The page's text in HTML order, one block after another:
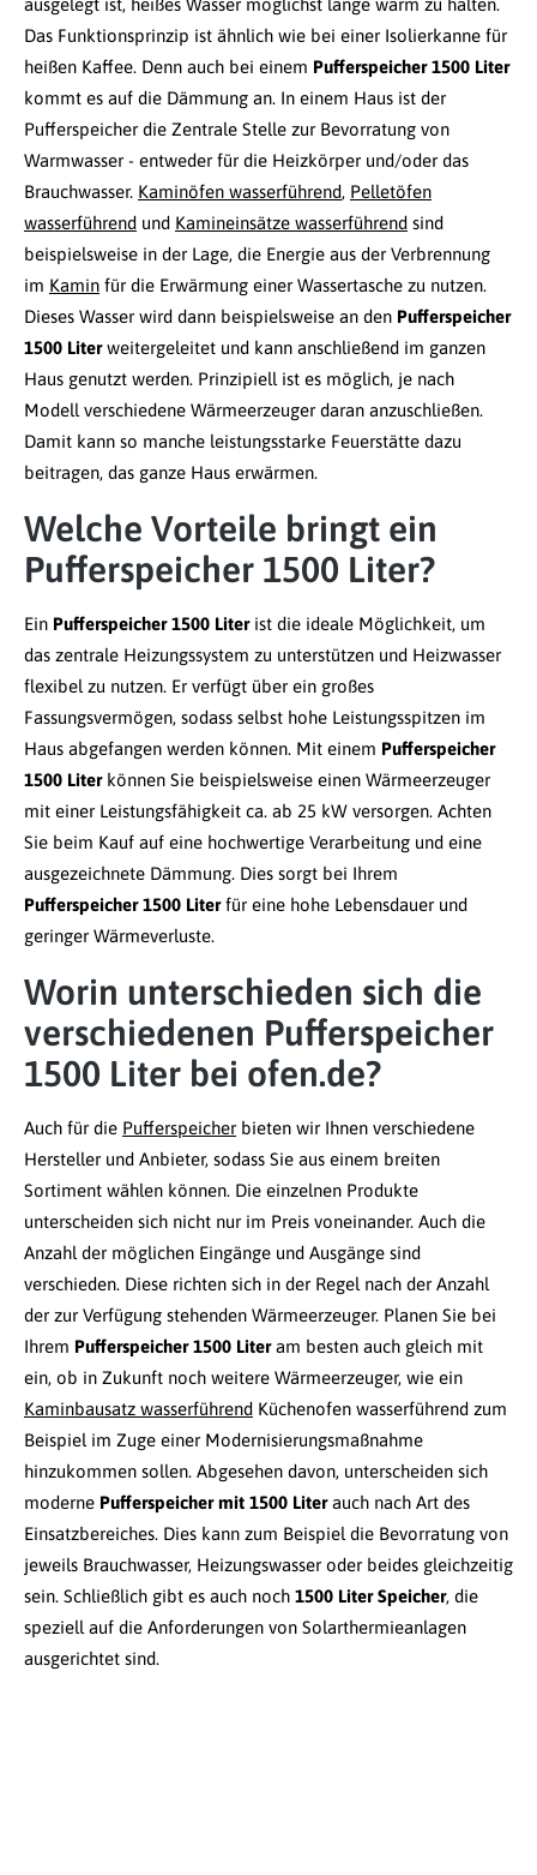
ausgelegt ist, heißes Wasser möglichst lange warm zu halten.
Das Funktionsprinzip ist ähnlich wie bei einer Isolierkanne für
heißen Kaffee. Denn auch bei einem Pufferspeicher 1500 Liter
kommt es auf die Dämmung an. In einem Haus ist der
Pufferspeicher die Zentrale Stelle zur Bevorratung von
Warmwasser - entweder für die Heizkörper und/oder das
Brauchwasser. Kaminöfen wasserführend, Pelletöfen
wasserführend und Kamineinsätze wasserführend sind
beispielsweise in der Lage, die Energie aus der Verbrennung
im Kamin für die Erwärmung einer Wassertasche zu nutzen.
Dieses Wasser wird dann beispielsweise an den Pufferspeicher
1500 Literweitergeleitet und kann anschließend im ganzen
Haus genutzt werden. Prinzipiell ist es möglich, je nach
Modell verschiedene Wärmeerzeuger daran anzuschließen.
Damit kann so manche leistungsstarke Feuerstätte dazu
beitragen, das ganze Haus erwärmen.
Welche Vorteile bringt ein
Pufferspeicher 1500 Liter?
Ein Pufferspeicher 1500 Literist die ideale Möglichkeit, um
das zentrale Heizungssystem zu unterstützen und Heizwasser
flexibel zu nutzen. Er verfügt über ein großes
Fassungsvermögen, sodass selbst hohe Leistungsspitzen im
Haus abgefangen werden können. Mit einem Pufferspeicher
1500 Liter können Sie beispielsweise einen Wärmeerzeuger
mit einer Leistungsfähigkeit ca. ab 25 kW versorgen. Achten
Sie beim Kauf auf eine hochwertige Verarbeitung und eine
ausgezeichnete Dämmung. Dies sorgt bei Ihrem
Pufferspeicher 1500 Literfür eine hohe Lebensdauer und
geringer Wärmeverluste.
Worin unterschieden sich die
verschiedenen Pufferspeicher
1500 Liter bei ofen.de?
Auch für die Pufferspeicher bieten wir Ihnen verschiedene
Hersteller und Anbieter, sodass Sie aus einem breiten
Sortiment wählen können. Die einzelnen Produkte
unterscheiden sich nicht nur im Preis voneinander. Auch die
Anzahl der möglichen Eingänge und Ausgänge sind
verschieden. Diese richten sich in der Regel nach der Anzahl
der zur Verfügung stehenden Wärmeerzeuger. Planen Sie bei
Ihrem Pufferspeicher 1500 Literam besten auch gleich mit
ein, ob in Zukunft noch weitere Wärmeerzeuger, wie ein
Kaminbausatz wasserführend Küchenofen wasserführend zum
Beispiel im Zuge einer Modernisierungsmaßnahme
hinzukommen sollen. Abgesehen davon, unterscheiden sich
moderne Pufferspeicher mit 1500 Literauch nach Art des
Einsatzbereiches. Dies kann zum Beispiel die Bevorratung von
jeweils Brauchwasser, Heizungswasser oder beides gleichzeitig
sein. Schließlich gibt es auch noch 1500 Liter Speicher, die
speziell auf die Anforderungen von Solarthermieanlagen
ausgerichtet sind.